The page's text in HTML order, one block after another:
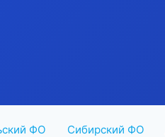
ФО Сибирский ФО